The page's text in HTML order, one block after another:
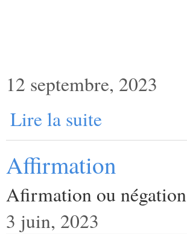
12 septembre, 2023
Lire la suite
Affirmation
Afirmation ou négation
3 juin, 2023